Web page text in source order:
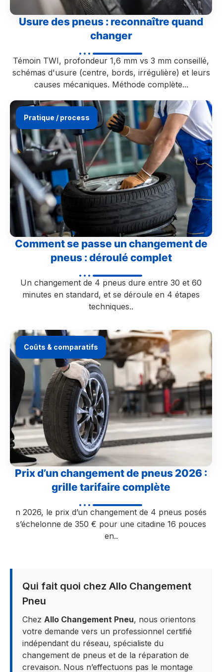
Usure des pneus : reconnaître quand
changer
Témoin TWI, profondeur 1,6 mm vs 3 mm conseillé,
schémas d'usure (centre, bords, irrégulière) et leurs
causes mécaniques. Méthode complète...
Pratique / process
Comment se passe un changement de
pneus : déroulé complet
Un changement de 4 pneus dure entre 30 et 60
minutes en standard, et se déroule en 4 étapes
techniques..
Coûts & comparatifs
Prix d’un changement de pneus 2026 :
grille tarifaire complète
n 2026, le prix d’un changement de 4 pneus posés
s’échelonne de 350 € pour une citadine 16 pouces
en..
Qui fait quoi chez Allo Changement
Pneu
Chez Allo Changement Pneu, nous orientons
votre demande vers un professionnel certifié
indépendant du réseau, spécialiste du
changement de pneus et de la réparation de
crevaison. Nous n’effectuons pas le montage